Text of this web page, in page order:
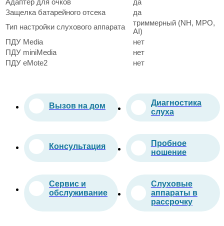
Защелка батарейного отсека
да
Тип настройки слухового аппарата
триммерный (NH, MPO,
AI)
ПДУ Media
нет
ПДУ miniMedia
нет
ПДУ eMote2
нет
Вызов на дом
Диагностика
слуха
Консультация
Пробное
ношение
Сервис и
обслуживание
Слуховые
аппараты в
рассрочку